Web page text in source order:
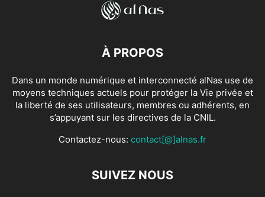
À PROPOS
Dans un monde numérique et interconnecté alNas use de
moyens techniques actuels pour protéger la Vie privée et
la liberté de ses utilisateurs, membres ou adhérents, en
s’appuyant sur les directives de la CNIL.
Contactez-nous: contact[@]alnas.fr
SUIVEZ NOUS